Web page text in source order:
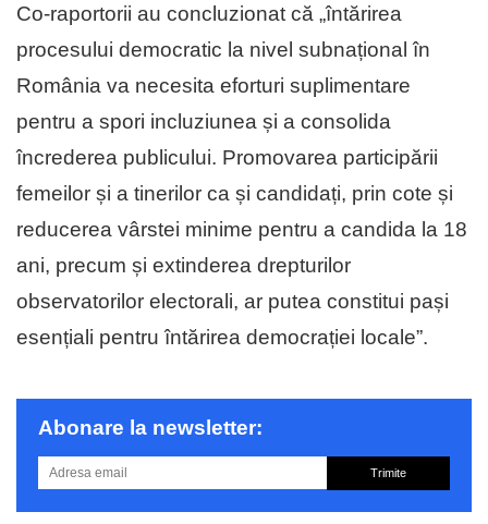
Co-raportorii au concluzionat că „întărirea
procesului democratic la nivel subnațional în
România va necesita eforturi suplimentare
pentru a spori incluziunea și a consolida
încrederea publicului. Promovarea participării
femeilor și a tinerilor ca și candidați, prin cote și
reducerea vârstei minime pentru a candida la 18
ani, precum și extinderea drepturilor
observatorilor electorali, ar putea constitui pași
esențiali pentru întărirea democrației locale”.
Abonare la newsletter:
Trimite